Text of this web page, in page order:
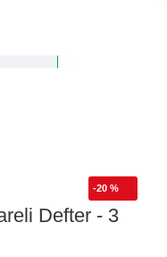
-20 %
Defter - 3